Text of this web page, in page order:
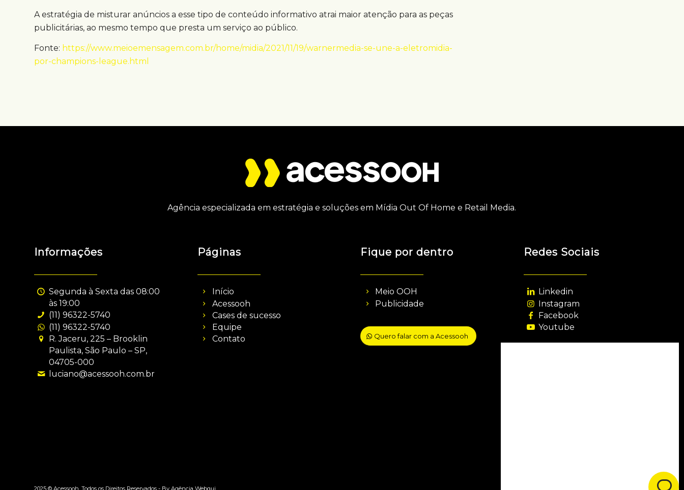
A estratégia de misturar anúncios a esse tipo de conteúdo informativo atrai maior atenção para as peças
publicitárias, ao mesmo tempo que presta um serviço ao público.
Fonte: https://www.meioemensagem.com.br/home/midia/2021/11/19/warnermedia-se-une-a-eletromidia-
por-champions-league.html
Agência especializada em estratégia e soluções em Mídia Out Of Home e Retail Media.
Informações
Segunda à Sexta das 08:00
às 19:00
(11) 96322-5740
(11) 96322-5740
R. Jaceru, 225 – Brooklin
Paulista, São Paulo – SP,
04705-000
luciano@acessooh.com.br
Páginas
Início
Acessooh
Cases de sucesso
Equipe
Contato
Fique por dentro
Meio OOH
Publicidade
Quero falar com a Acessooh
Redes Sociais
Linkedin
Instagram
Facebook
Youtube
2025 © Acessooh. Todos os Direitos Reservados - By Agência Webgui